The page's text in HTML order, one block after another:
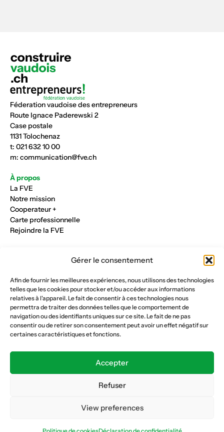
Gérer le consentement
Afin de fournir les meilleures expériences, nous utilisons des technologies
telles que les cookies pour stocker et/ou accéder aux informations
relatives à l'appareil. Le fait de consentir à ces technologies nous
permettra de traiter des données telles que le comportement de
navigation ou des identifiants uniques sur ce site. Le fait de ne pas
consentir ou de retirer son consentement peut avoir un effet négatif sur
certaines caractéristiques et fonctions.
Accepter
Refuser
View preferences
Féderation vaudoise des entrepreneurs
Route Ignace Paderewski 2
Case postale
1131 Tolochenaz
t: 021 632 10 00
m: communication@fve.ch
À propos
La FVE
Notre mission
Cooperateur +
Carte professionnelle
Rejoindre la FVE
Maçonnerie et génie civil
Parqueterie et sols
Menuiserie et bois
Plâtrerie et peinture
Nous suivre
Formation continue
Caisse AVS 66.1